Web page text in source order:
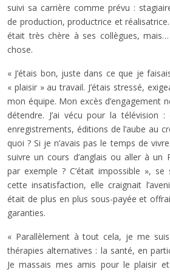
suivi sa carrière comme prévu :
de production, productrice et
était très chère à ses collègues,
chose.
« J’étais bon, juste dans ce que je
« plaisir » au travail. J’étais stressé,
mon équipe. Mon excès d’engagement
détendre. J’ai vécu pour la télévision :
enregistrements, éditions de l’aube au
quoi ? Si je n’avais pas le temps de
suivre un cours d’anglais ou aller à un
par exemple ? C’était impossible », se
cette insatisfaction, elle craignait
était de plus en plus sous-payée et
garanties.
« Parallèlement à tout cela, je me
thérapies alternatives : la santé, en
Je massais mes amis pour le plaisir